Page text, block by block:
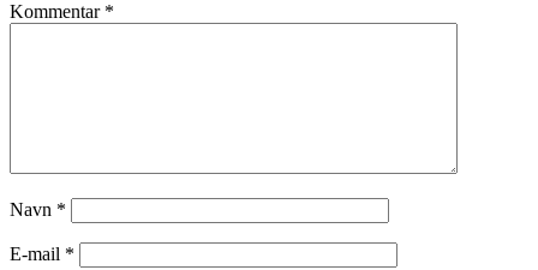
Kommentar *
Navn *
E-mail *